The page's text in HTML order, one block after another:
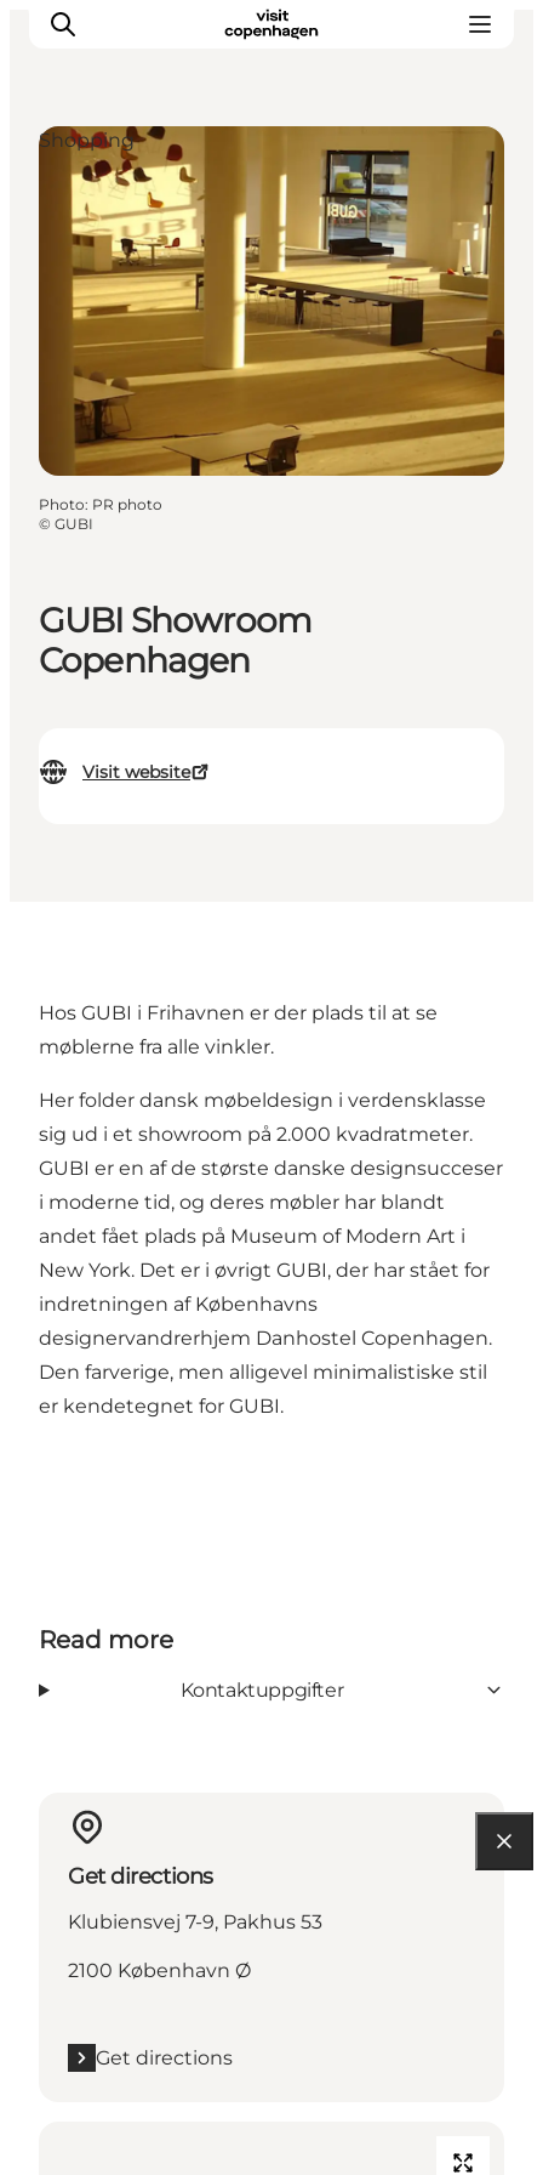
Aktiviteter
Mat och dryck
Planera din resa
GUBI Showroom
Copenhagen
Visit website
Shopping
Photo: PR photo
© GUBI
Hos GUBI i Frihavnen er der plads til at se
møblerne fra alle vinkler.
Her folder dansk møbeldesign i verdensklasse
sig ud i et showroom på 2.000 kvadratmeter.
GUBI er en af de største danske designsucceser
i moderne tid, og deres møbler har blandt
andet fået plads på Museum of Modern Art i
New York. Det er i øvrigt GUBI, der har stået for
indretningen af Københavns
designervandrerhjem Danhostel Copenhagen.
Den farverige, men alligevel minimalistiske stil
er kendetegnet for GUBI.
Read more
Kontaktuppgifter
Get directions
Klubiensvej 7-9, Pakhus 53
2100 København Ø
Get directions